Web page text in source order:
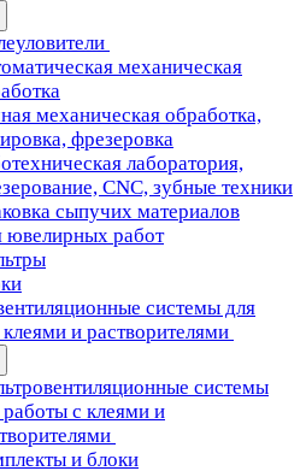
механическая
механическая обработка,
фрезеровка
лаборатория,
CNC, зубные техники
сыпучих материалов
ювелирных работ
системы для
и растворителями
системы
работы с клеями и
и блоки